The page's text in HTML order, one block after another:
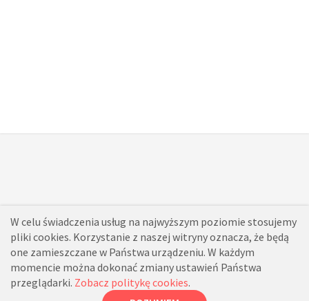
W celu świadczenia usług na najwyższym poziomie stosujemy
pliki cookies. Korzystanie z naszej witryny oznacza, że będą
one zamieszczane w Państwa urządzeniu. W każdym
momencie można dokonać zmiany ustawień Państwa
przeglądarki. Zobacz politykę cookies.